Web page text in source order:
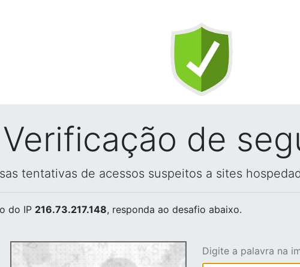
Verificação de
tentativas de acessos suspeitos a sites
do IP 216.73.217.148, responda ao desafio abaixo.
Digite a palavra na